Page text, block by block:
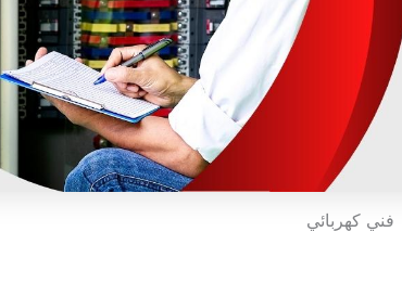
فني كهربائي